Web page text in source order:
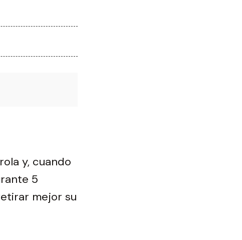
y, cuando
5
mejor su